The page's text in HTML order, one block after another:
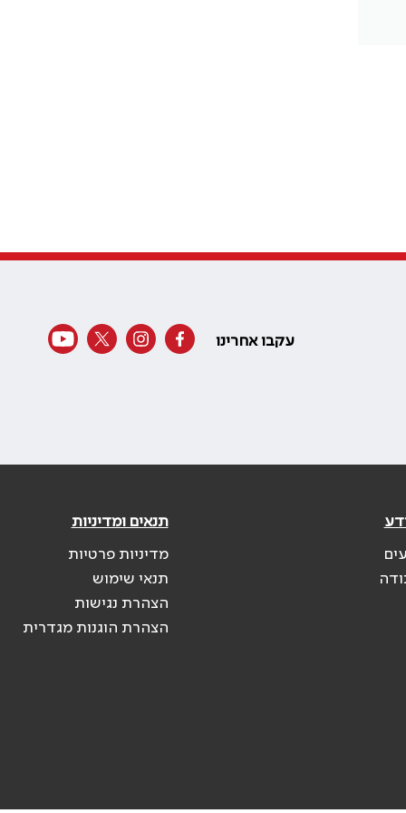
עקבו אחרינו
תנאים ומדיניות
מדיניות פרטיות
תנאי שימוש
הצהרת נגישות
הצהרת הוגנות מגדרית